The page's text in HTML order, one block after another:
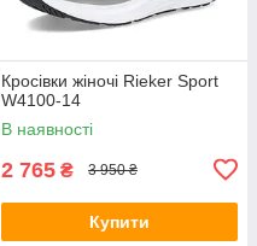
Кросівки жіночі Rieker Sport
W4100-14
В наявності
2 765 ₴ 3 950 ₴
Купити